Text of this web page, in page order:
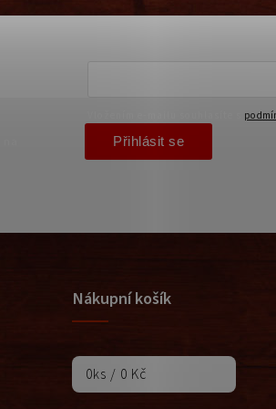
Nákupní košík
0ks / 0 Kč
Přihlásit se